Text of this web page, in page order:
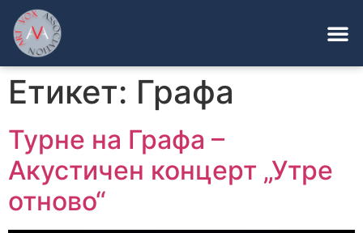
Етикет: Графа
Турне на Графа –
Акустичен концерт „Утре
отново“